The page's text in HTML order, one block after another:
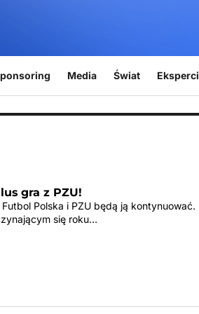
Media Świat Eksperci
gra z PZU!
Polska i PZU będą ją kontynuować.
się roku…